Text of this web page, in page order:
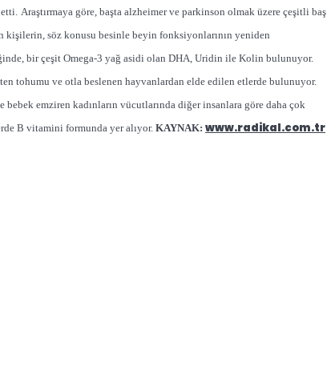
etti. Araştırmaya göre, başta alzheimer ve parkinson olmak üzere çeşitli baş
kişilerin, söz konusu besinle beyin fonksiyonlarının yeniden
bir çeşit Omega-3 yağ asidi olan DHA, Uridin ile Kolin bulunuyor.
tohumu ve otla beslenen hayvanlardan elde edilen etlerde bulunuyor.
emziren kadınların vücutlarında diğer insanlara göre daha çok
B vitamini formunda yer alıyor. KAYNAK: www.radikal.com.tr